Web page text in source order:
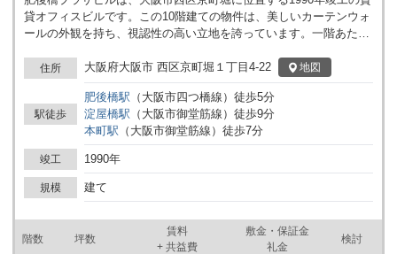
貸オフィスビルです。この10階建ての物件は、美しいカーテンウォ
ールの外観を持ち、視認性の高い立地を誇っています。一階あたり
可能なスペースを提供しています。 当ビルは24時間機械警備シス
テムを導入しているため、安心して利用できるセキュリティ体制が
整っています。このため、24時間利用が可能で、働くスタイルに合
わせた使用が望まれます。エレベーターは2基設置されており、快
適な移動が可能です。水回り施設はコンパクトながら各階に男女別
のトイレを備えており、日常的な使用に便利な設備が整っていま
す。 肥後橋プラザビルは、交通利便性も非常に高く、四つ橋線の肥
後橋駅が最寄駅として利用可能です。さらに、淀屋橋駅も徒歩圏内
に位置し、多方面へのアクセスが容易です。物件の周囲には阪神高
速が走っており、自動車でのアクセスにも優れています。敷地内に
は機械式の駐車場が完備されており、駐車スペースの心配も不要で
住所 大阪府大阪市 西区京町堀１丁目4-22 地図
駅徒歩
肥後橋駅 （ 大阪市四つ橋線 ） 徒歩5分
淀屋橋駅 （ 大阪市御堂筋線 ） 徒歩9分
本町駅 （ 大阪市御堂筋線 ） 徒歩7分
竣工 1990年
規模 建て
階数 坪数
賃料
+ 共益費
敷金・保証金
礼金
検討